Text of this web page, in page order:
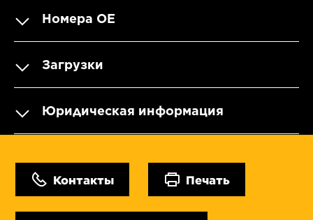
Номера OE
Загрузки
Юридическая информация
Контакты Печать